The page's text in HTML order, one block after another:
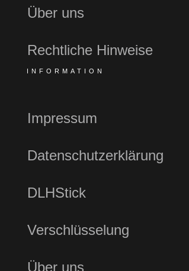
Über uns
Rechtliche Hinweise
INFORMATION
Impressum
Datenschutzerklärung
DLHStick
Verschlüsselung
Über uns